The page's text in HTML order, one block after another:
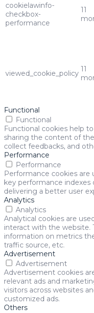
cookielawinfo-
checkbox-
performance
11
viewed_cookie_policy 11
Functional
Functional
Functional cookies help
sharing the content of
collect feedbacks, and
Performance
Performance
Performance cookies are
key performance
delivering a better user
Analytics
Analytics
Analytical cookies are
interact with the website.
information on metrics
traffic source, etc.
Advertisement
Advertisement
Advertisement cookies
relevant ads and
visitors across websites
customized ads.
Others